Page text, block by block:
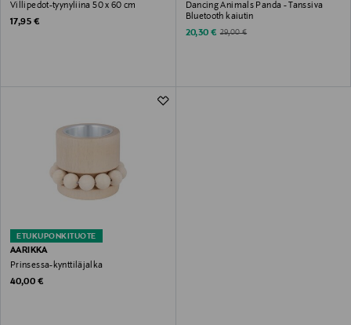
Villipedot-tyynyliina 50 x 60 cm
Original Price
17,95 €
Dancing Animals Panda - Tanssiva
Bluetooth kaiutin
Discounted Price
20,30 € Original Price
29,00 €
ETUKUPONKITUOTE
AARIKKA
Prinsessa-kynttiläjalka
Original Price
40,00 €